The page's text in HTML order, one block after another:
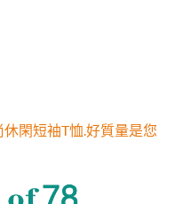
閑短袖T恤.好質量是您